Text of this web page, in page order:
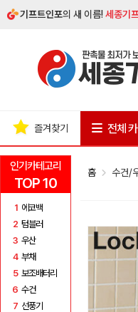
기프트인포의 새 이름!세종기
인기카테고리
TOP 10
1 에코백
2 텀블러
3 우산
4 부채
5 보조배터리
6 수건
7 선풍기
즐겨찾기 전체
홈 수건/